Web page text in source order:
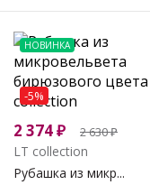
НОВИНКА
-5%
2 374₽ 2 630₽
LT collection
Рубашка из микр...